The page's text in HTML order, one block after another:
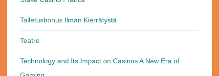
Talletusbonus Ilman Kierrätystä
Teatro
Technology and Its Impact on Casinos A New Era of